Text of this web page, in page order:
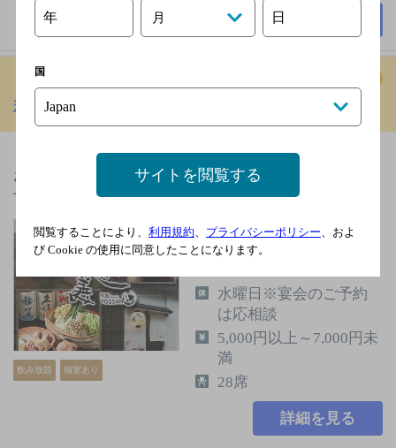
詳細を見る
和飾 義三
【県民文化会館近く】鮮度にこだわった料理と厳選の
お酒♪■お弁当の注文承っております♪観光や会議、大
切なお集まりの…
飲み放題 個室あり
ＪＲ 和歌山駅 車10分／
南海本線 和歌山市駅 車
水曜日※宴会のご予約
は応相談
5,000円以上～7,000円未
満
28席
詳細を見る
年 月 日
国
サイトを閲覧する
閲覧することにより、 利用規約、 プライバシーポリシー、およ
び Cookie の使用に同意したことになります。